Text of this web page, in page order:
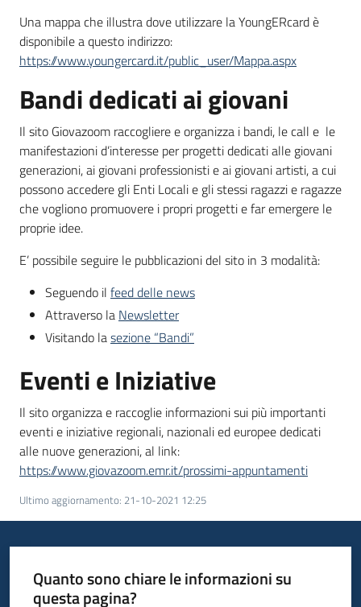
Una mappa che illustra dove utilizzare la YoungERcard è
disponibile a questo indirizzo:
https://www.youngercard.it/public_user/Mappa.aspx
Bandi dedicati ai giovani
Il sito Giovazoom raccogliere e organizza i bandi, le call e le
manifestazioni d’interesse per progetti dedicati alle giovani
generazioni, ai giovani professionisti e ai giovani artisti, a cui
possono accedere gli Enti Locali e gli stessi ragazzi e ragazze
che vogliono promuovere i propri progetti e far emergere le
proprie idee.
E’ possibile seguire le pubblicazioni del sito in 3 modalità:
Seguendo il feed delle news
Attraverso la Newsletter
Visitando lasezione “Bandi”
Eventi e Iniziative
Il sito organizza e raccoglie informazioni sui più importanti
eventi e iniziative regionali, nazionali ed europee dedicati
alle nuove generazioni, al link:
https://www.giovazoom.emr.it/prossimi-appuntamenti
Ultimo aggiornamento: 21-10-2021 12:25
Quanto sono chiare le informazioni su
questa pagina?